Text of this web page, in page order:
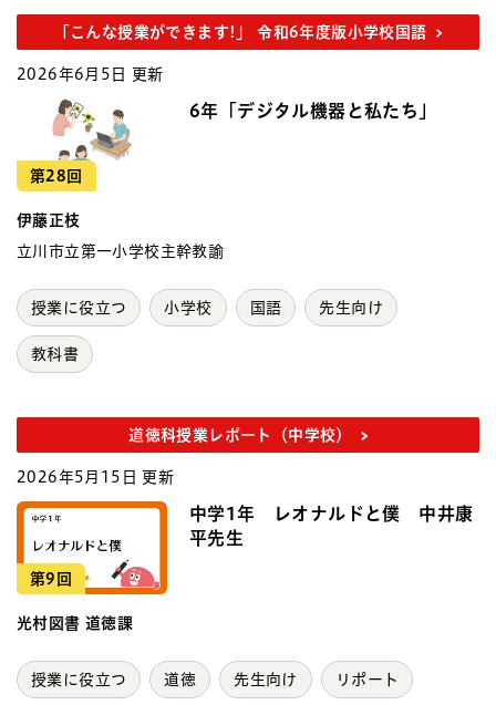
「こんな授業ができます!」 令和6年度版小学校国語
2026年6月5日 更新
第28回
6年「デジタル機器と私たち」
伊藤正枝
立川市立第一小学校主幹教諭
授業に役立つ 小学校 国語 先生向け
教科書
道徳科授業レポート（中学校）
2026年5月15日 更新
第9回
中学1年 レオナルドと僕 中井康
平先生
光村図書 道徳課
授業に役立つ 道徳 先生向け リポート